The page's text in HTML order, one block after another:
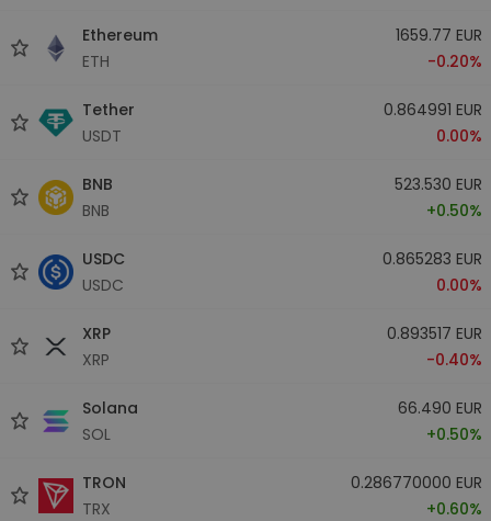
Ethereum
ETH
1659.77 EUR
-0.20%
Tether
USDT
0.864991 EUR
0.00%
BNB
BNB
523.530 EUR
+0.50%
USDC
USDC
0.865283 EUR
0.00%
XRP
XRP
0.893517 EUR
-0.40%
Solana
SOL
66.490 EUR
+0.50%
TRON
TRX
0.286770000 EUR
+0.60%